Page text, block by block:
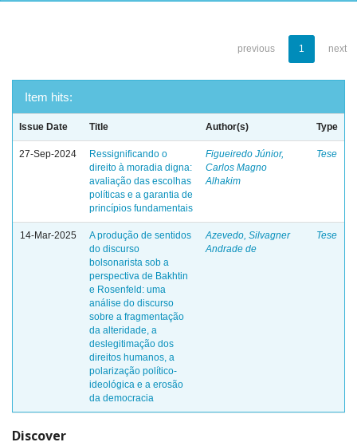
previous 1 next
Item hits:
Issue Date Title Author(s) Type
27-Sep-2024
Ressignificando o
direito à moradia digna:
avaliação das escolhas
políticas e a garantia de
princípios fundamentais
Figueiredo Júnior,
Carlos Magno
Alhakim
Tese
14-Mar-2025
A produção de sentidos
do discurso
bolsonarista sob a
perspectiva de Bakhtin
e Rosenfeld: uma
análise do discurso
sobre a fragmentação
da alteridade, a
deslegitimação dos
direitos humanos, a
polarização político-
ideológica e a erosão
da democracia
Azevedo, Silvagner
Andrade de
Tese
Discover